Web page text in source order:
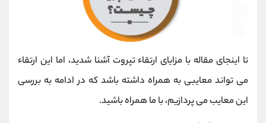
تا اینجای مقاله با مزایای ارتقاء تپروت آشنا شدید، اما این ارتقاء
می تواند معایبی به همراه داشته باشد که در ادامه به بررسی
این معایب می پردازیم، با ما همراه باشید.